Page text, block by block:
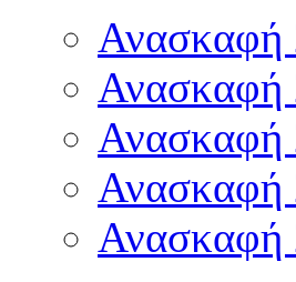
Ανασκαφή
Ανασκαφή
Ανασκαφή
Ανασκαφή
Ανασκαφή